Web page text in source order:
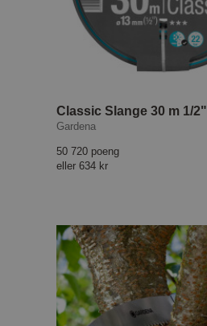
Classic Slange 30 m 1/2"
Gardena
50 720 poeng
eller 634 kr